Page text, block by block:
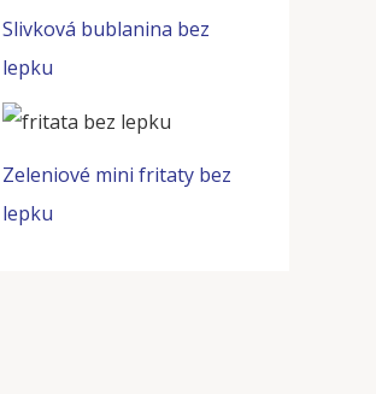
Slivková bublanina bez
lepku
Zeleniové mini fritaty bez
lepku